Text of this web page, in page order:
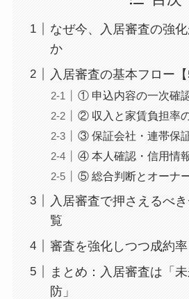
なぜ今、入居審査の強
か
入居審査の基本フロー【
① 申込内容の一次確
② 収入と家賃負担率
③ 保証会社・連帯保
④ 本人確認・信用情
⑤ 総合判断とオーナ
入居審査で押さえるべ
覧
審査を強化しつつ成約
まとめ：入居審査は「
防」